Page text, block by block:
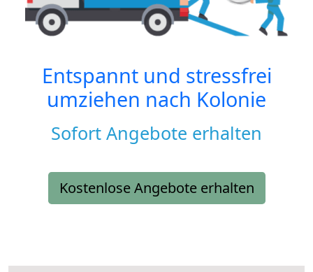
Entspannt und stressfrei
umziehen nach Kolonie
Sofort Angebote erhalten
Kostenlose Angebote erhalten